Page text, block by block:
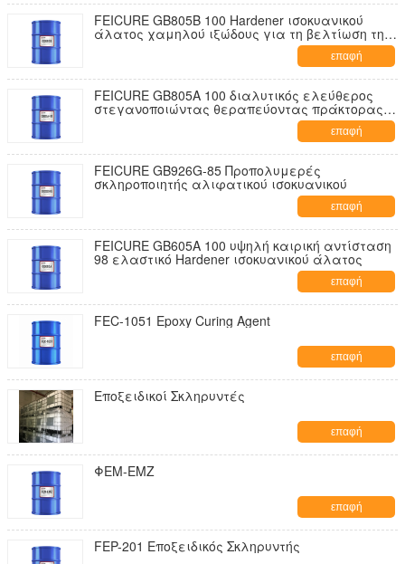
FEICURE GB805B 100 Hardener ισοκυανικού
άλατος χαμηλού ιξώδους για τη βελτίωση της
επαφή
FEICURE GB805A 100 διαλυτικός ελεύθερος
στεγανοποιώντας θεραπεύοντας πράκτορας
επαφή
FEICURE GB926G-85 Προπολυμερές
σκληροποιητής αλιφατικού ισοκυανικού
επαφή
FEICURE GB605A 100 υψηλή καιρική αντίσταση
98 ελαστικό Hardener ισοκυανικού άλατος
επαφή
FEC-1051 Epoxy Curing Agent
επαφή
Εποξειδικοί Σκληρυντές
επαφή
ΦΕΜ-ΕΜΖ
επαφή
FEP-201 Εποξειδικός Σκληρυντής